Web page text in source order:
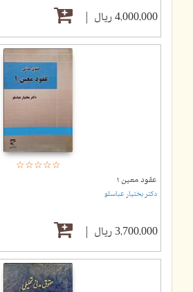
4,000,000 ریال
☆☆☆☆☆
★★★★★
عقود معین ۱
دکتر بختیار عباسلو
3,700,000 ریال